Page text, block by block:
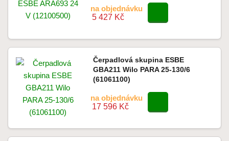
na objednávku
5 427 Kč
Čerpadlová skupina ESBE
GBA211 Wilo PARA 25-130/6
(61061100)
na objednávku
17 596 Kč